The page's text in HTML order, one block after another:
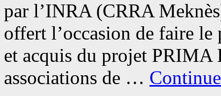
par l’INRA (CRRA
offert l’occasion de faire
et acquis du projet PRIMA
associations de …